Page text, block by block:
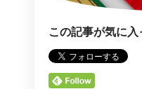
この記事が気に